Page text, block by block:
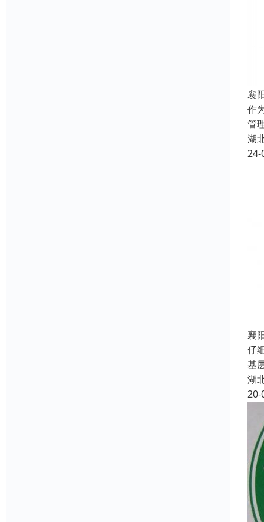
襄
作
管
湖
24-
襄
仔
基
湖
20-